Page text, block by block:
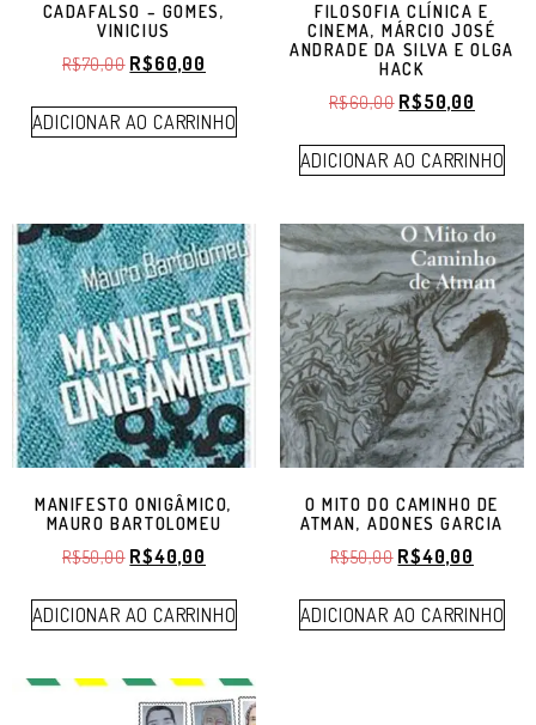
CADAFALSO – GOMES,
VINICIUS
R$70,00 R$60,00
ADICIONAR AO CARRINHO
FILOSOFIA CLÍNICA E
CINEMA, MÁRCIO JOSÉ
ANDRADE DA SILVA E OLGA
HACK
R$60,00 R$50,00
ADICIONAR AO CARRINHO
MANIFESTO ONIGÂMICO,
MAURO BARTOLOMEU
R$50,00 R$40,00
ADICIONAR AO CARRINHO
O MITO DO CAMINHO DE
ATMAN, ADONES GARCIA
R$50,00 R$40,00
ADICIONAR AO CARRINHO